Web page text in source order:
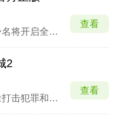
热血三国格斗，化身名将开启全屏割草体验。
查看
2
使用超级英雄的力量打击犯罪和邪恶
查看